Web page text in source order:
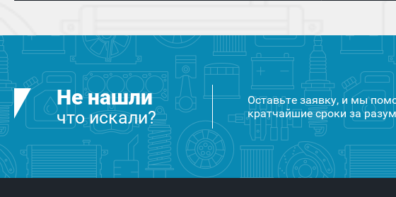
Не нашли
что искали?
Оставьте заявку, и мы
кратчайшие сроки за